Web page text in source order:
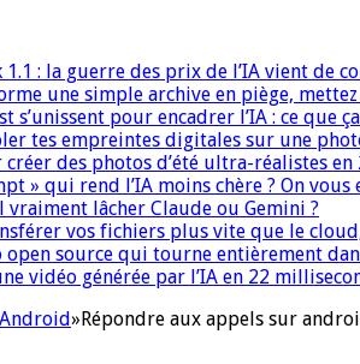
: la guerre des prix de l’IA vient de
une simple archive en piège,
s’unissent pour encadrer l’IA : ce que
tes empreintes digitales sur une
des photos d’été ultra-réalistes
» qui rend l’IA moins chère ? On
lâcher Claude ou Gemini ?
vos fichiers plus vite que le
open source qui tourne entièrement
vidéo générée par l’IA en 22
Android»Répondre aux appels sur